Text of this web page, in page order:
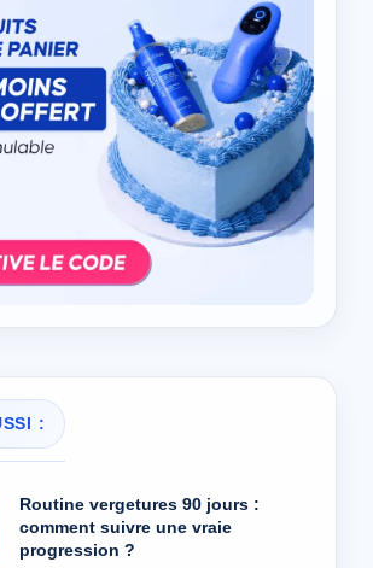
:
Routine vergetures 90 jours :
comment suivre une vraie
progression ?